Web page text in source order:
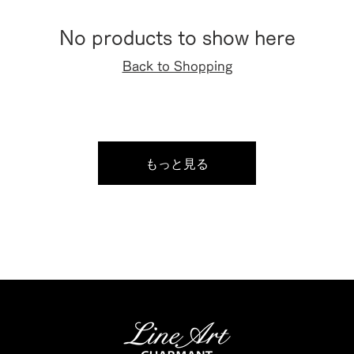
No products to show here
Back to Shopping
もっと見る